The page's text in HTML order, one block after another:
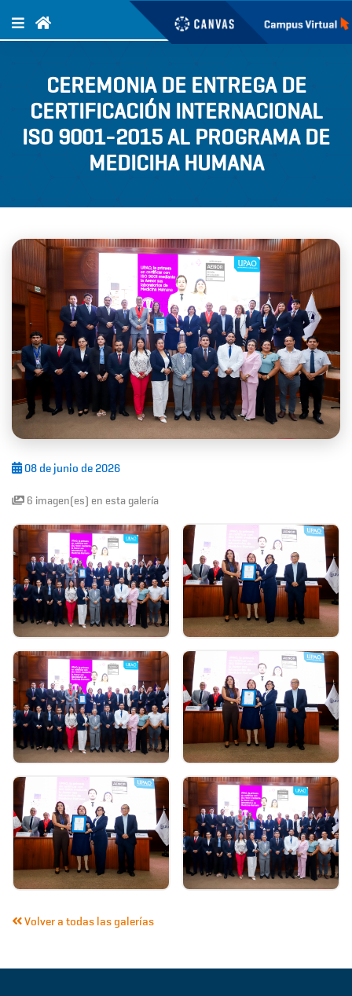
CEREMONIA DE ENTREGA DE
CERTIFICACIÓN INTERNACIONAL
ISO 9001-2015 AL PROGRAMA DE
MEDICIHA HUMANA
08 de junio de 2026
6 imagen(es) en esta galería
Volver a todas las galerías